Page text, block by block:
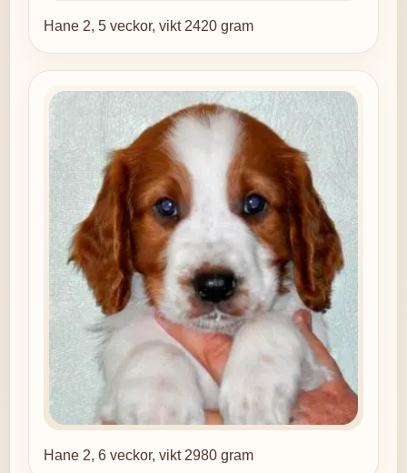
Hane 2, 5 veckor, vikt 2420 gram
Hane 2, 6 veckor, vikt 2980 gram